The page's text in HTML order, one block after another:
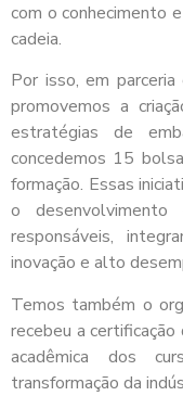
com o conhecimento
cadeia.
Por isso, em
promovemos a
estratégias de
concedemos 15
formação. Essas
o
responsáveis,
inovação e alto
Temos também o
recebeu a certificação
acadêmica dos
transformação da